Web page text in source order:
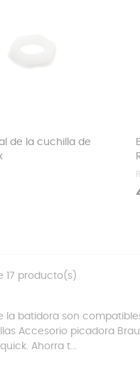
de la cuchilla de
17 producto(s)
la batidora son
Accesorio picadora
Ahorra t...